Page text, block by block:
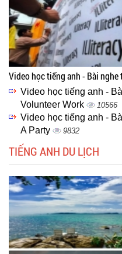
Video học tiếng anh - Bài nghe
Video học tiếng anh -
Volunteer Work
10566
Video học tiếng anh -
A Party
9832
TIẾNG ANH DU LỊCH